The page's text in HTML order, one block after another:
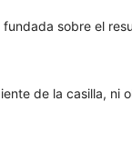
sobre el
de la casilla, ni